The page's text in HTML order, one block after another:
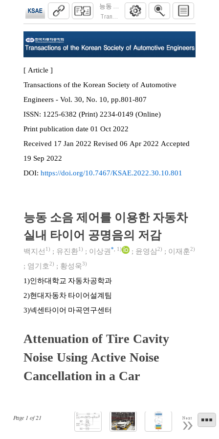
능동 소음 제어를 이용한 자동차 실내 타이
Transactions of the Korean Society of
Page 1 of21 Next
[ Article ]
Transactions of the Korean Society of Automotive
Engineers - Vol. 30, No. 10, pp.801-807
ISSN:
1225-6382 (Print) 2234-0149 (Online)
Print publication date 01 Oct 2022
Received 17 Jan 2022 Revised 06 Apr 2022 Accepted
19 Sep 2022
DOI: https://doi.org/10.7467/KSAE.2022.30.10.801
능동 소음 제어를 이용한 자동차
실내 타이어 공명음의 저감
백지선 1) ; 유진환1) ; 이상권* 1) ; 윤영삼2) ; 이재훈2)
; 염기호2) ; 황성욱3)
1)인하대학교 자동차공학과
2)현대자동차 타이어설계팀
3)넥센타이어 마곡연구센터
Attenuation of Tire Cavity
Noise Using Active Noise
Cancellation in a Car